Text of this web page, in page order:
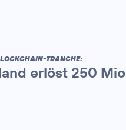
TRANCHE:
erlöst 250